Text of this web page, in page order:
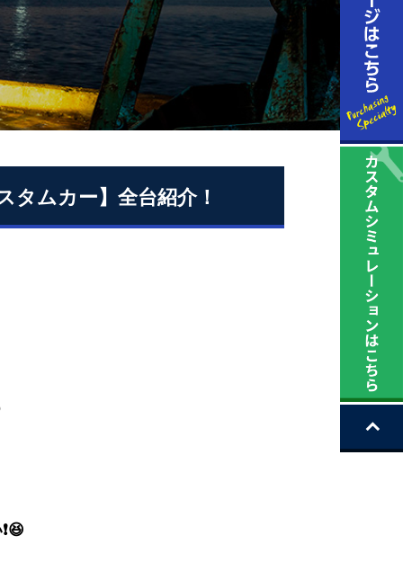
タムカー】全台紹介！
❗😆